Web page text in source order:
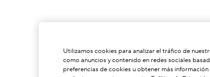
Utilizamos cookies para analizar el tráfico de
como anuncios y contenido en redes sociales
preferencias de cookies u obtener más